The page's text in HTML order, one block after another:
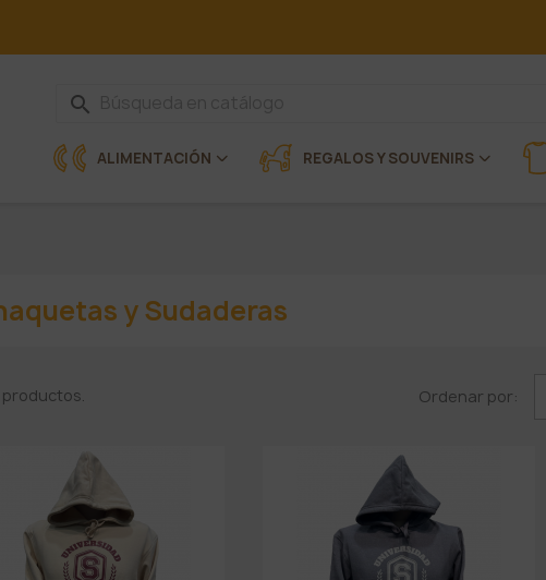
search
ALIMENTACIÓN REGALOS Y SOUVENIRS
y Sudaderas
productos. Ordenar por: